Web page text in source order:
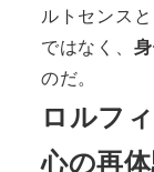
ルトセンス
ではなく、
のだ。
ロルフ
心の再